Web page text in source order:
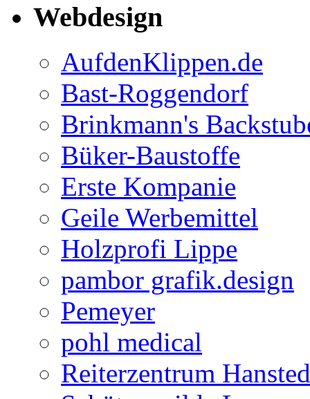
Webdesign
AufdenKlippen.de
Bast-Roggendorf
Brinkmann's
Büker-Baustoffe
Erste Kompanie
Geile Werbemittel
Holzprofi Lippe
pambor grafik.design
Pemeyer
pohl medical
Reiterzentrum